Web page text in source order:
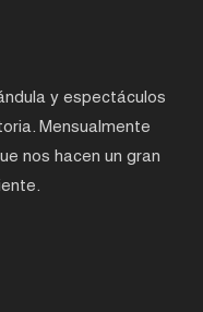
y espectáculos
Mensualmente
nos hacen un gran